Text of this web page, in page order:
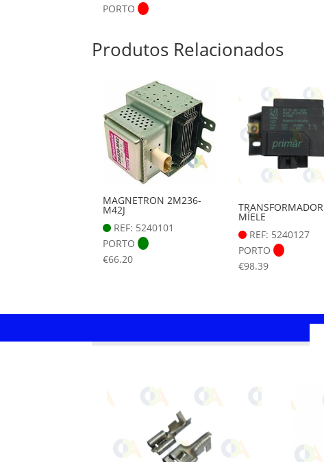
PORTO
Produtos Relacionados
MAGNETRON 2M236-
M42J
REF: 5240101
PORTO
€66.20
TRANSFORMADOR
MÍELE
REF: 5240127
PORTO
€98.39